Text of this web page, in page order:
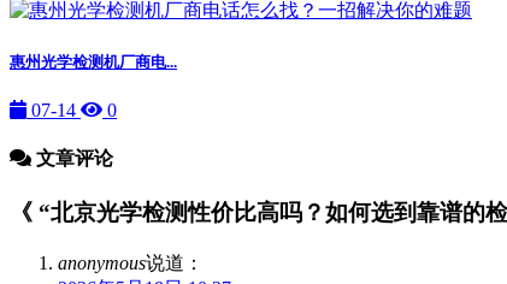
惠州光学检测机厂商电...
07-14 0
文章评论
《 “北京光学检测性价比高吗？如何选到靠谱的
anonymous说道：